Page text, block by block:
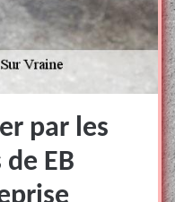
par les
EB